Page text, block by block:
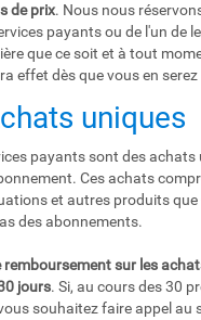
de prix. Nous nous
payants ou de l'un de
que ce soit et à tout
effet dès que vous en
uniques
payants sont des
Ces achats
et autres produits
des abonnements.
remboursement sur les
jours. Si, au cours des 30
souhaitez faire appel au